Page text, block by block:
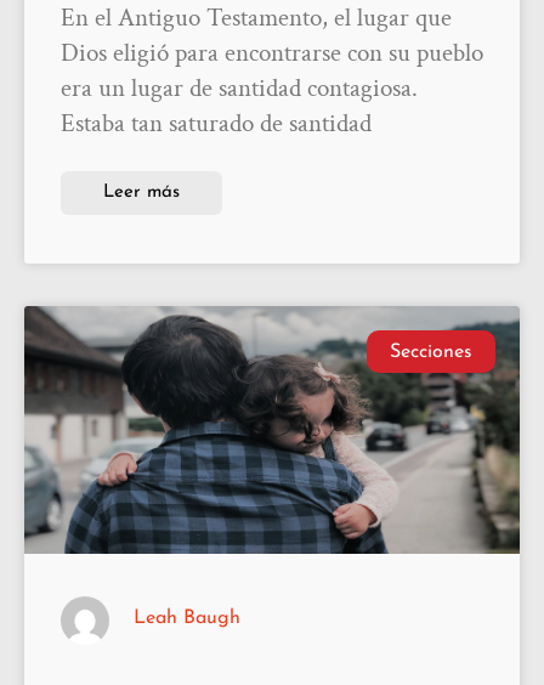
En el Antiguo Testamento, el lugar que
Dios eligió para encontrarse con su pueblo
era un lugar de santidad contagiosa.
Estaba tan saturado de santidad
Leer más
Secciones
Leah Baugh